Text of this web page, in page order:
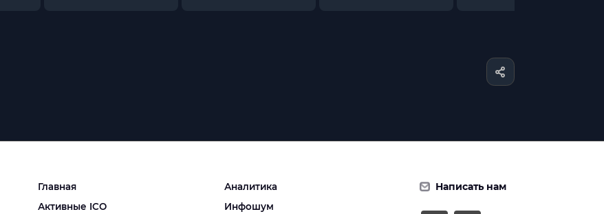
Главная
Активные ICO
Аналитика
Инфошум
Написать нам